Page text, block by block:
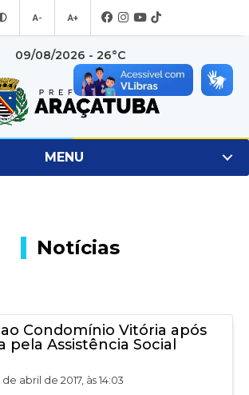
A- A+
09/08/2026 - 26°C
MENU
Notícias
Condomínio Vitória após
pela Assistência Social
abril de 2017, às 14:03